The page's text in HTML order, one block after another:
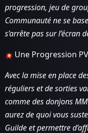
progression, jeu de
Communauté ne se
s’arrête pas sur
Une Progression
Avec la mise en place
réguliers et de sorties
comme des donjons
aurez de quoi vous
Guilde et permettre